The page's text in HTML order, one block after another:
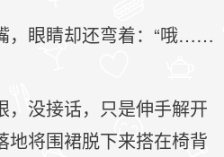
，眼睛却还弯着：“哦……
，没接话，只是伸手解开
地将围裙脱下来搭在椅背